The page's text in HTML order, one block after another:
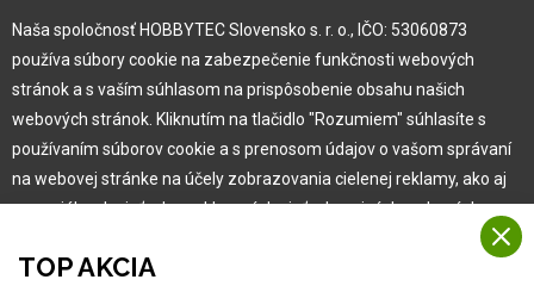
Pre zákazníka
Garancia najlepšej ceny
Užívateľský manuál
Reklamácia
TOP AKCIA
Naša spoločnosť HOBBYTEC Slovensko s. r. o., IČO: 53060873
používa súbory cookie na zabezpečenie funkčnosti webových
stránok a s vaším súhlasom na prispôsobenie obsahu našich
webových stránok. Kliknutím na tlačidlo "Rozumiem" súhlasíte s
používaním súborov cookie a s prenosom údajov o vašom správaní
na webovej stránke na účely zobrazovania cielenej reklamy, ako aj
na sociálnych sieťach a reklamných sieťach na iných webových
Viac informácií